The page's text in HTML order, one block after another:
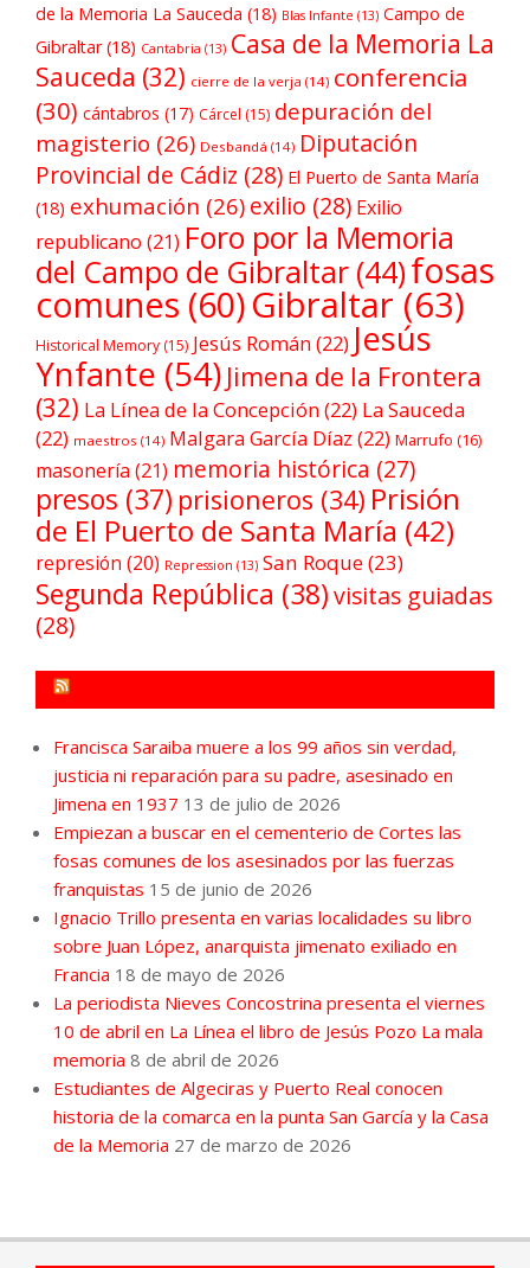
de la Memoria La Sauceda (18) Blas Infante (13) Campo de
Gibraltar(18) Cantabria (13) Casa de la Memoria La
Sauceda (32) cierre de la verja (14) conferencia
(30) cántabros (17) Cárcel (15) depuración del
magisterio (26) Desbandá (14) Diputación
Provincial de Cádiz (28) El Puerto de Santa María
(18) exhumación (26) exilio (28) Exilio
republicano (21) Foro por la Memoria
del Campo de Gibraltar (44)fosas
comunes (60)Gibraltar(63)
Historical Memory (15) Jesús Román(22) Jesús
Ynfante (54) Jimena de la Frontera
(32) La Línea de la Concepción(22) La Sauceda
(22) maestros (14) Malgara García Díaz (22) Marrufo (16)
masonería (21) memoria histórica (27)
presos (37) prisioneros (34) Prisión
de El Puerto de Santa María (42)
represión (20) Repression (13) San Roque(23)
Segunda República (38)visitas guiadas
(28)
Francisca Saraiba muere a los 99 años sin verdad,
justicia ni reparación para su padre, asesinado en
Jimena en 1937 13 de julio de 2026
Empiezan a buscar en el cementerio de Cortes las
fosas comunes de los asesinados por las fuerzas
franquistas 15 de junio de 2026
Ignacio Trillo presenta en varias localidades su libro
sobre Juan López, anarquista jimenato exiliado en
Francia 18 de mayo de 2026
La periodista Nieves Concostrina presenta el viernes
10 de abril en La Línea el libro de Jesús Pozo La mala
memoria 8 de abril de 2026
Estudiantes de Algeciras y Puerto Real conocen
historia de la comarca en la punta San García y la Casa
de la Memoria 27 de marzo de 2026